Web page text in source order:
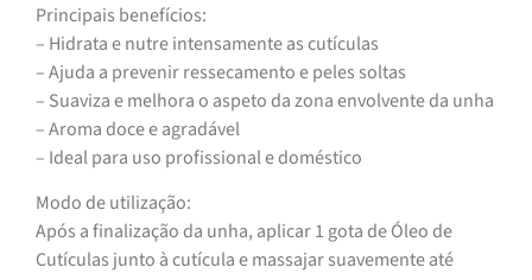
Principais benefícios:
– Hidrata e nutre intensamente as cutículas
– Ajuda a prevenir ressecamento e peles soltas
– Suaviza e melhora o aspeto da zona envolvente da unha
– Aroma doce e agradável
– Ideal para uso profissional e doméstico
Modo de utilização:
Após a finalização da unha, aplicar 1 gota de Óleo de
Cutículas junto à cutícula e massajar suavemente até